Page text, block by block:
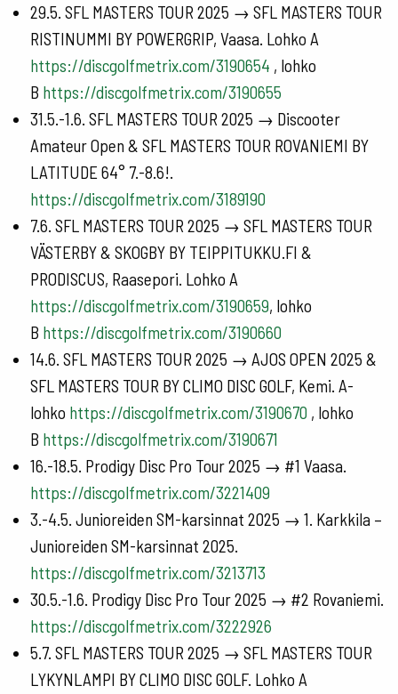
29.5. SFL MASTERS TOUR 2025 → SFL MASTERS TOUR
RISTINUMMI BY POWERGRIP, Vaasa. Lohko A
https://discgolfmetrix.com/3190654 , lohko
B https://discgolfmetrix.com/3190655
31.5.-1.6. SFL MASTERS TOUR 2025 → Discooter
Amateur Open & SFL MASTERS TOUR ROVANIEMI BY
LATITUDE 64° 7.-8.6!.
https://discgolfmetrix.com/3189190
7.6. SFL MASTERS TOUR 2025 → SFL MASTERS TOUR
VÄSTERBY & SKOGBY BY TEIPPITUKKU.FI &
PRODISCUS, Raasepori. Lohko A
https://discgolfmetrix.com/3190659, lohko
B https://discgolfmetrix.com/3190660
14.6. SFL MASTERS TOUR 2025 → AJOS OPEN 2025 &
SFL MASTERS TOUR BY CLIMO DISC GOLF, Kemi. A-
lohko https://discgolfmetrix.com/3190670 , lohko
B https://discgolfmetrix.com/3190671
16.-18.5. Prodigy Disc Pro Tour 2025 → #1 Vaasa.
https://discgolfmetrix.com/3221409
3.-4.5. Junioreiden SM-karsinnat 2025 → 1. Karkkila –
Junioreiden SM-karsinnat 2025.
https://discgolfmetrix.com/3213713
30.5.-1.6. Prodigy Disc Pro Tour 2025 → #2 Rovaniemi.
https://discgolfmetrix.com/3222926
5.7. SFL MASTERS TOUR 2025 → SFL MASTERS TOUR
LYKYNLAMPI BY CLIMO DISC GOLF. Lohko A